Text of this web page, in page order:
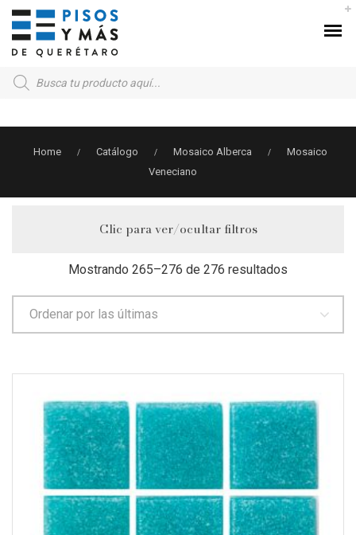
Products
search
Home / Catálogo / Mosaico Alberca /
Mosaico
Veneciano
Clic para ver/ocultar filtros
Mostrando 265–276 de 276 resultados
Ordenar por las últimas